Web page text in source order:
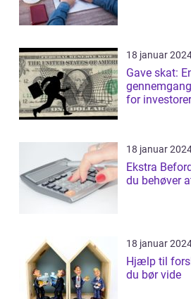
18 januar
Gave skat:
for
18 januar
Ekstra
du behøver
18 januar
Hjælp til
du bør vide